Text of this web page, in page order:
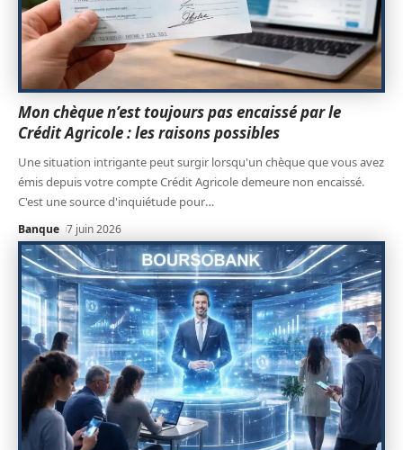
Mon chèque n’est toujours pas encaissé par le
Crédit Agricole : les raisons possibles
Une situation intrigante peut surgir lorsqu'un chèque que vous avez
émis depuis votre compte Crédit Agricole demeure non encaissé.
C'est une source d'inquiétude pour…
Banque 7 juin 2026